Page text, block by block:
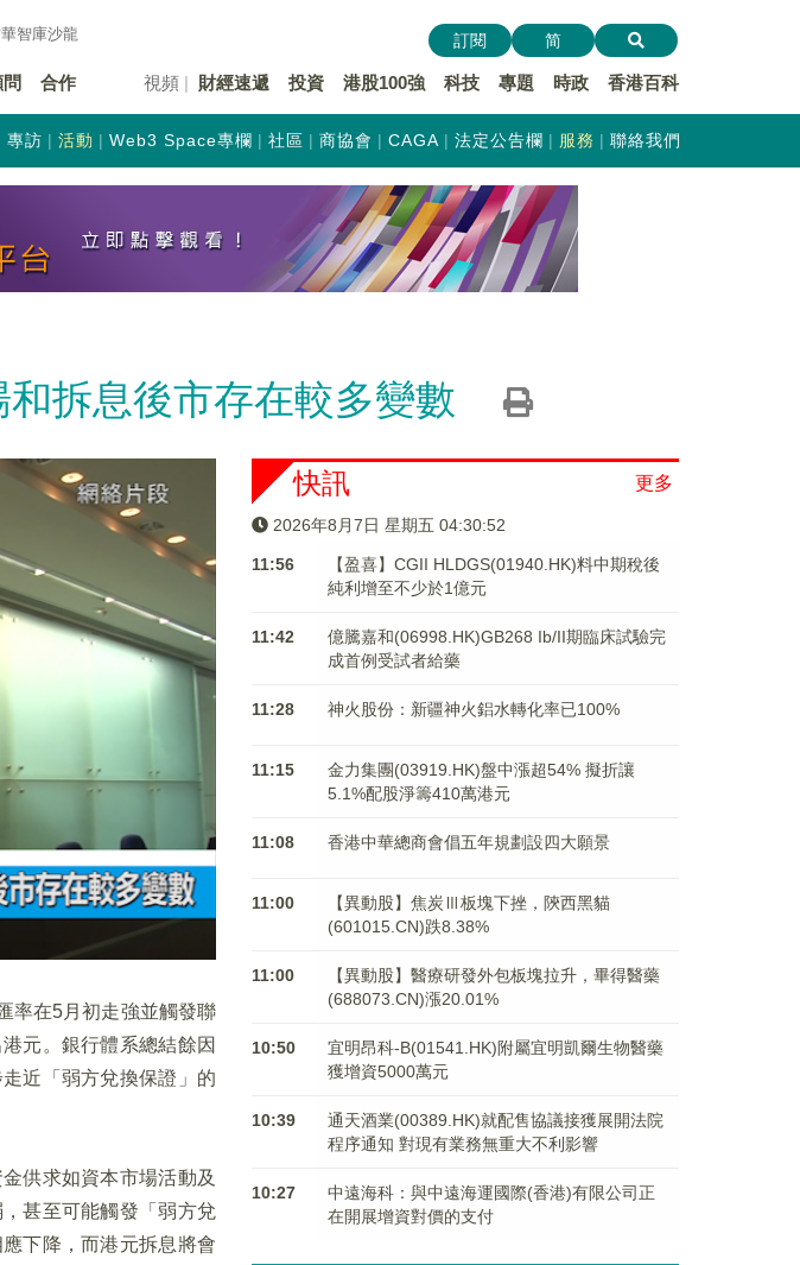
智庫沙龍
合作 視頻 財經速遞 投資 港股100強 科技 專題 時政 香港百科
訂閱 简
專訪 活動 Web3 Space專欄 社區 商協會 CAGA 法定公告欄 服務 聯絡我們
拆息後市存在較多變數
率在5月初走強並觸發聯
元。銀行體系總結餘因
近「弱方兌換保證」的
供求如資本市場活動及
甚至可能觸發「弱方兌
下降，而港元拆息將會
更多
快訊
2026年8月7日 星期五 04:30:52
11:56
【盈喜】CGII HLDGS(01940.HK)料中期稅後
純利增至不少於1億元
11:42
億騰嘉和(06998.HK)GB268 Ib/II期臨床試驗完
成首例受試者給藥
11:28 神火股份：新疆神火鋁水轉化率已100%
11:15
金力集團(03919.HK)盤中漲超54% 擬折讓
5.1%配股淨籌410萬港元
11:08 香港中華總商會倡五年規劃設四大願景
11:00
【異動股】焦炭Ⅲ板塊下挫，陝西黑貓
(601015.CN)跌8.38%
11:00
【異動股】醫療研發外包板塊拉升，畢得醫藥
(688073.CN)漲20.01%
10:50
宜明昂科-B(01541.HK)附屬宜明凱爾生物醫藥
獲增資5000萬元
10:39
通天酒業(00389.HK)就配售協議接獲展開法院
程序通知 對現有業務無重大不利影響
10:27
中遠海科：與中遠海運國際(香港)有限公司正
在開展增資對價的支付